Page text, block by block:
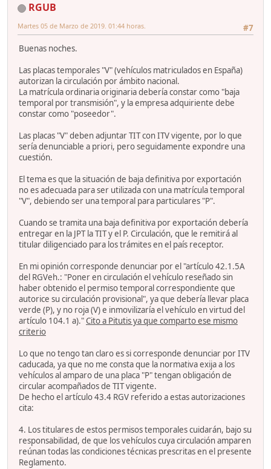
RGUB
#7
Martes 05 de Marzo de 2019. 01:44 horas.
Buenas noches.
Las placas temporales "V" (vehículos matriculados en España)
autorizan la circulación por ámbito nacional.
La matrícula ordinaria originaria debería constar como "baja
temporal por transmisión", y la empresa adquiriente debe
constar como "poseedor".
Las placas "V" deben adjuntar TIT con ITV vigente, por lo que
sería denunciable a priori, pero seguidamente expondre una
cuestión.
El tema es que la situación de baja definitiva por exportación
no es adecuada para ser utilizada con una matrícula temporal
"V", debiendo ser una temporal para particulares "P".
Cuando se tramita una baja definitiva por exportación debería
entregar en la JPT la TIT y el P. Circulación, que le remitirá al
titular diligenciado para los trámites en el país receptor.
En mi opinión corresponde denunciar por el "artículo 42.1.5A
del RGVeh.: "Poner en circulación el vehículo reseñado sin
haber obtenido el permiso temporal correspondiente que
autorice su circulación provisional", ya que debería llevar placa
verde (P), y no roja (V) e inmovilizaría el vehículo en virtud del
artículo 104.1 a)."Cito a Pitutis ya que comparto ese mismo
criterio
Lo que no tengo tan claro es si corresponde denunciar por ITV
caducada, ya que no me consta que la normativa exija a los
vehículos al amparo de una placa "P" tengan obligación de
circular acompañados de TIT vigente.
De hecho el artículo 43.4 RGV referido a estas autorizaciones
cita:
4. Los titulares de estos permisos temporales cuidarán, bajo su
responsabilidad, de que los vehículos cuya circulación amparen
reúnan todas las condiciones técnicas prescritas en el presente
Reglamento.